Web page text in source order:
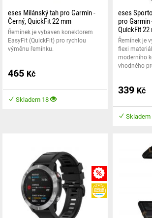
eses Milánský tah pro Garmin -
Černý, QuickFit 22 mm
Řemínek je vybaven konektorem
EasyFit (QuickFit) pro rychlou
výměnu řemínku.
465 Kč
Skladem 18
eses
pro Garmin
QuickFit 22
Řemínek je
flexi
moderního
vhodného
339 Kč